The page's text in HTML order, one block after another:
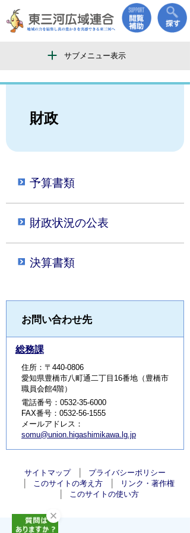
サブメニュー表示
財政
予算書類
財政状況の公表
決算書類
お問い合わせ先
総務課
住所：〒440-0806
愛知県豊橋市八町通二丁目16番地（豊橋市
職員会館4階）
電話番号：0532-35-6000
FAX番号：0532-56-1555
メールアドレス：
somu@union.higashimikawa.lg.jp
サイトマップ
プライバシーポリシー
このサイトの考え方
リンク・著作権
このサイトの使い方